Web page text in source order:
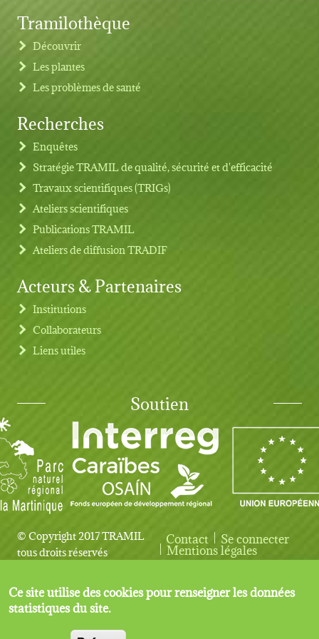
Footer menu
Tramilothèque
Découvrir
Les plantes
Les problèmes de santé
Recherches
Enquêtes
Stratégie TRAMIL de qualité, sécurité et d'efficacité
Travaux scientifiques (TRIGs)
Ateliers scientifiques
Publications TRAMIL
Ateliers de diffusion TRADIF
Acteurs & Partenaires
Institutions
Collaborateurs
Liens utiles
Soutien
© Copyright 2017 TRAMIL
tous droits réservés
User account menu
Contact Se connecter
Mentions légales
Ce site utilise des cookies pour renseigner les données
statistiques du site.